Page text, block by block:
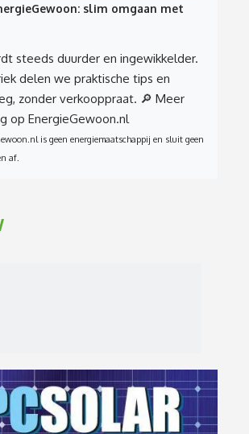
slim omgaan met
steeds duurder en ingewikkelder.
delen we praktische tips en
zonder verkooppraat. 🔎 Meer
op EnergieGewoon.nl
is geen energiemaatschappij en sluit geen
af.